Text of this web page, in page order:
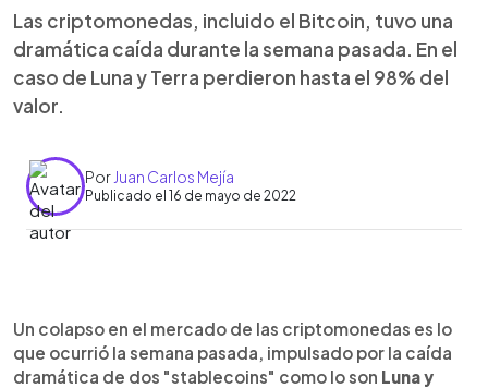
Las criptomonedas, incluido el Bitcoin, tuvo una
dramática caída durante la semana pasada. En el
caso de Luna y Terra perdieron hasta el 98% del
valor.
Por Juan Carlos Mejía
Publicado el 16 de mayo de 2022
Escuchar artículo
Un colapso en el mercado de las criptomonedas es lo
que ocurrió la semana pasada, impulsado por la caída
dramática de dos "stablecoins" como lo son Luna y